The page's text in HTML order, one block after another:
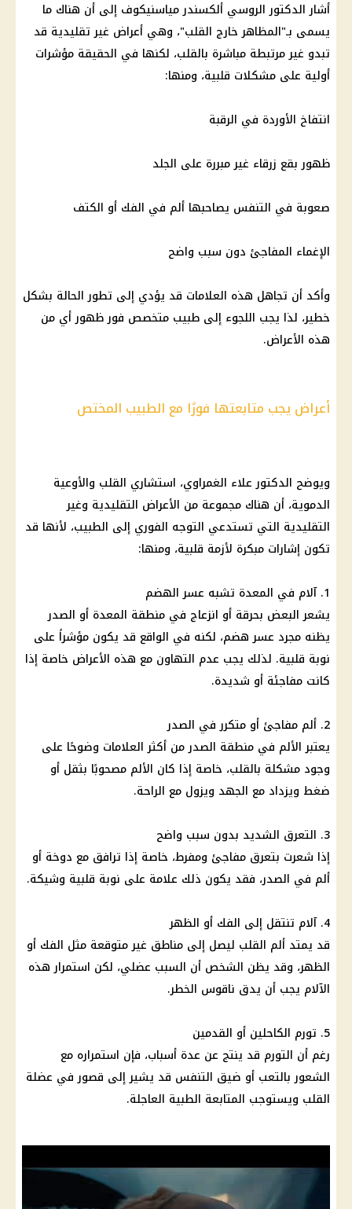
أشار الدكتور الروسي ألكسندر مياسنيكوف إلى أن هناك ما
يسمى بـ"المظاهر خارج القلب"، وهي أعراض غير تقليدية قد
تبدو غير مرتبطة مباشرة بالقلب، لكنها في الحقيقة مؤشرات
أولية على مشكلات قلبية، ومنها:
انتفاخ الأوردة في الرقبة
ظهور بقع زرقاء غير مبررة على الجلد
صعوبة في التنفس يصاحبها ألم في الفك أو الكتف
الإغماء المفاجئ دون سبب واضح
وأكد أن تجاهل هذه العلامات قد يؤدي إلى تطور الحالة بشكل
خطير، لذا يجب اللجوء إلى طبيب متخصص فور ظهور أي من
هذه الأعراض.
أعراض يجب متابعتها فورًا مع الطبيب المختص
ويوضح الدكتور علاء الغمراوي، استشاري القلب والأوعية
الدموية، أن هناك مجموعة من الأعراض التقليدية وغير
التقليدية التي تستدعي التوجه الفوري إلى الطبيب، لأنها قد
تكون إشارات مبكرة لأزمة قلبية، ومنها:
1. آلام في المعدة تشبه عسر الهضم
يشعر البعض بحرقة أو انزعاج في منطقة المعدة أو الصدر
يظنه مجرد عسر هضم، لكنه في الواقع قد يكون مؤشراً على
نوبة قلبية. لذلك يجب عدم التهاون مع هذه الأعراض خاصة إذا
كانت مفاجئة أو شديدة.
2. ألم مفاجئ أو متكرر في الصدر
يعتبر الألم في منطقة الصدر من أكثر العلامات وضوحًا على
وجود مشكلة بالقلب، خاصة إذا كان الألم مصحوبًا بثقل أو
ضغط ويزداد مع الجهد ويزول مع الراحة.
3. التعرق الشديد بدون سبب واضح
إذا شعرت بتعرق مفاجئ ومفرط، خاصة إذا ترافق مع دوخة أو
ألم في الصدر، فقد يكون ذلك علامة على نوبة قلبية وشيكة.
4. آلام تنتقل إلى الفك أو الظهر
قد يمتد ألم القلب ليصل إلى مناطق غير متوقعة مثل الفك أو
الظهر، وقد يظن الشخص أن السبب عضلي، لكن استمرار هذه
الآلام يجب أن يدق ناقوس الخطر.
5. تورم الكاحلين أو القدمين
رغم أن التورم قد ينتج عن عدة أسباب، فإن استمراره مع
الشعور بالتعب أو ضيق التنفس قد يشير إلى قصور في عضلة
القلب ويستوجب المتابعة الطبية العاجلة.